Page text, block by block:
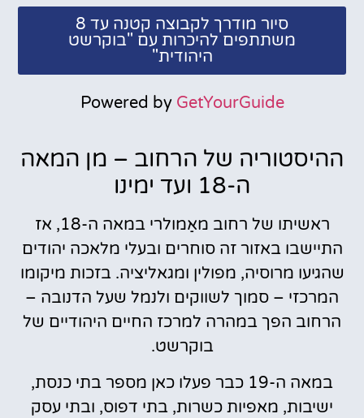
סיור מודרך לקבוצה קטנה עד 8
משתתפים להיכרות עם "בוקרשט
היהודית"
Powered by GetYourGuide
ההיסטוריה של הרחוב – מן המאה
ה-18 ועד ימינו
ראשיתו של רחוב מאַמולרי במאה ה-18, אז
התיישבו באזור זה סוחרים ובעלי מלאכה יהודים
שהגיעו מרוסיה, מפולין ומגאליציה. בזכות מיקומו
המרכזי – סמוך לשווקים ולנמל שעל הדנובה –
הרחוב הפך במהרה למרכז החיים היהודיים של
בוקרשט.
במאה ה-19 כבר פעלו כאן מספר בתי כנסת,
ישיבות, מאפיות כשרות, בתי דפוס, ובתי עסק